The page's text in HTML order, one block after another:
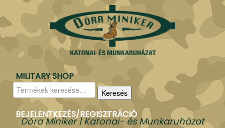
MILITARY SHOP
Keresés
a
következőre:
Keresés
BEJELENTKEZÉS/REGISZTRÁCIÓ
Dóra Miniker | Katonai- és Munkaruházat